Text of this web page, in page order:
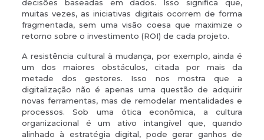
decisões baseadas em dados. Isso significa que,
muitas vezes, as iniciativas digitais ocorrem de forma
fragmentada, sem uma visão coesa que maximize o
retorno sobre o investimento (ROI) de cada projeto.
A resistência cultural à mudança, por exemplo, ainda é
um dos maiores obstáculos, citada por mais da
metade dos gestores. Isso nos mostra que a
digitalização não é apenas uma questão de adquirir
novas ferramentas, mas de remodelar mentalidades e
processos. Sob uma ótica econômica, a cultura
organizacional é um ativo intangível que, quando
alinhado à estratégia digital, pode gerar ganhos de